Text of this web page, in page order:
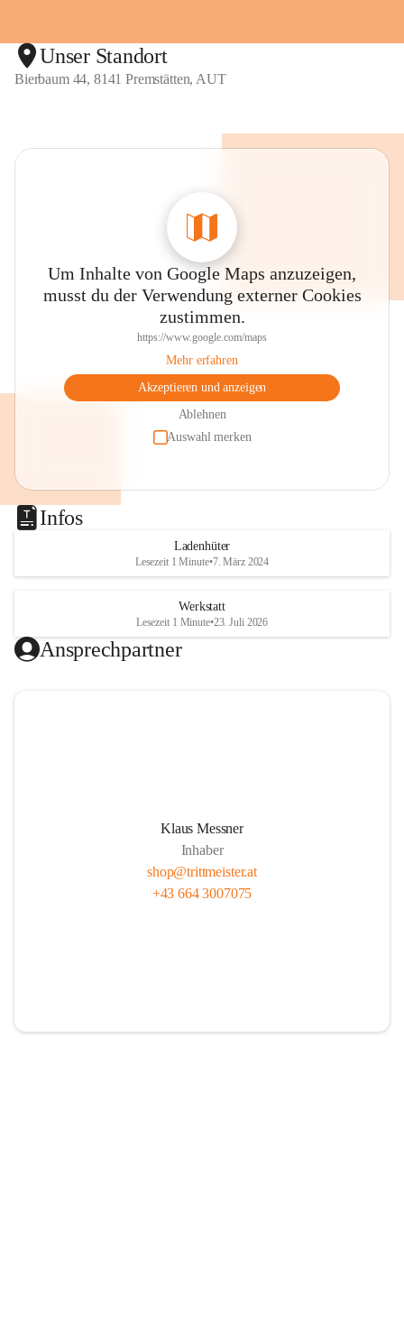
Unser Standort
Bierbaum 44, 8141 Premstätten, AUT
Um Inhalte von Google Maps anzuzeigen,
musst du der Verwendung externer Cookies
zustimmen.
https://www.google.com/maps
Mehr erfahren
Akzeptieren und anzeigen
Ablehnen
Auswahl merken
Infos
Ladenhüter
Lesezeit 1 Minute•7. März 2024
Werkstatt
Lesezeit 1 Minute•23. Juli 2026
Ansprechpartner
Klaus Messner
Inhaber
shop@trittmeister.at
+43 664 3007075